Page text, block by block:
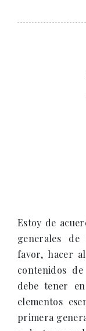
Estoy de
generales
favor, hacer
contenidos
debe tener
elementos
primera